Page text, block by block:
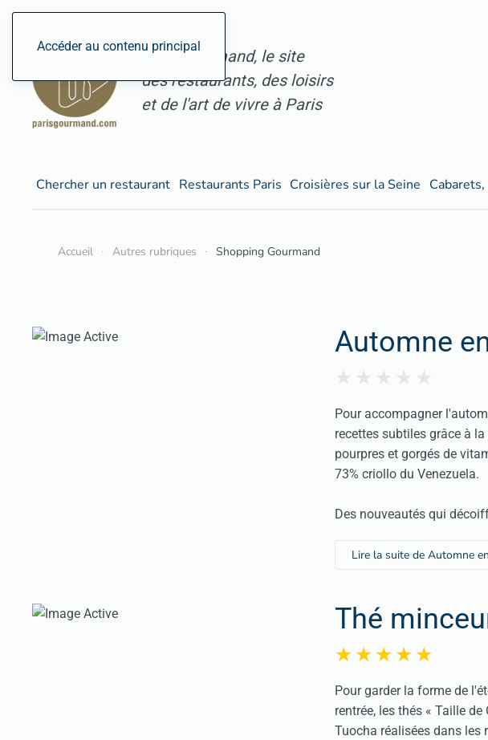
Accéder au contenu principal
ParisGourmand, le site
des restaurants, des loisirs
et de l'art de vivre à Paris
Chercher un restaurant Restaurants Paris Croisières sur la Seine
Accueil Autres rubriques Shopping Gourmand
Automne
Pour accompagner
recettes subtiles grâce à
pourpres et gorgés de
73% criollo du Venezuela.
Des nouveautés qui
Lire la suite de Automne
Thé
Pour garder la forme de
rentrée, les thés « Taille
Tuocha réalisées dans les